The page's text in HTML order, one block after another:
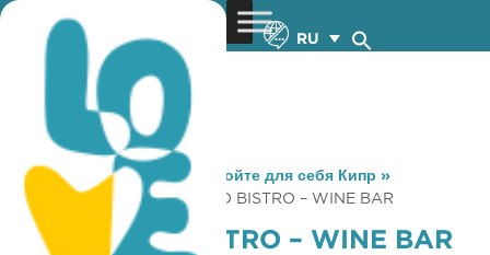
RU
You are here: Home »Откройте для себя Кипр »
Gastronomy
» BOULEVARD BISTRO – WINE BAR
BOULEVARD BISTRO – WINE BAR